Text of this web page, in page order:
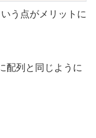
う点がメリットに
配列と同じように